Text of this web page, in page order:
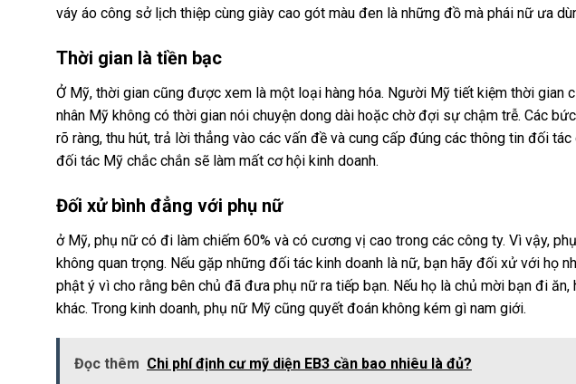
váy áo công sở lịch thiệp cùng giày cao gót màu đen là những đồ mà phái nữ ưa
Thời gian là tiền bạc
Ở Mỹ, thời gian cũng được xem là một loại hàng hóa. Người Mỹ tiết kiệm thời gian
nhân Mỹ không có thời gian nói chuyện dong dài hoặc chờ đợi sự chậm trễ. Các
rõ ràng, thu hút, trả lời thẳng vào các vấn đề và cung cấp đúng các thông tin đối
đối tác Mỹ chắc chắn sẽ làm mất cơ hội kinh doanh.
Đối xử bình đẳng với phụ nữ
ở Mỹ, phụ nữ có đi làm chiếm 60% và có cương vị cao trong các công ty. Vì vậy,
không quan trọng. Nếu gặp những đối tác kinh doanh là nữ, bạn hãy đối xử với họ
phật ý vì cho rằng bên chủ đã đưa phụ nữ ra tiếp bạn. Nếu họ là chủ mời bạn đi
khác. Trong kinh doanh, phụ nữ Mỹ cũng quyết đoán không kém gì nam giới.
Đọc thêm Chi phí định cư mỹ diện EB3 cần bao nhiêu là đủ?